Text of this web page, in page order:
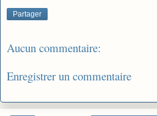
Partager
Aucun commentaire:
Enregistrer un commentaire